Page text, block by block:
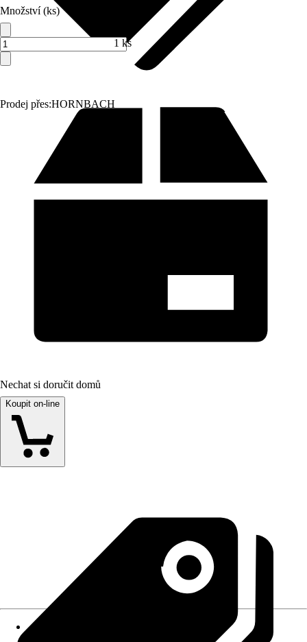
Prodej přes:HORNBACH
Množství (ks)
1 ks
Nechat si doručit domů
Koupit on-line